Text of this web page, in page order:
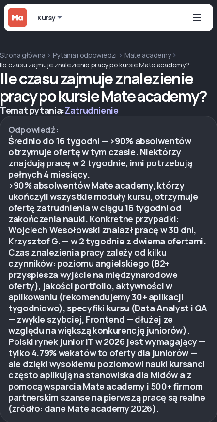
Kursy
Strona główna Pytania i odpowiedzi
Mate academy
Ile czasu zajmuje znalezienie pracy po kursie Mate academy?
Ile czasu zajmuje znalezienie
pracy po kursie Mate academy?
Temat pytania:Zatrudnienie
Odpowiedź:
Średnio do 16 tygodni — >90% absolwentów
otrzymuje ofertę w tym czasie. Niektórzy
znajdują pracę w 2 tygodnie, inni potrzebują
pełnych 4 miesięcy.
>90% absolwentów Mate academy, którzy
ukończyli wszystkie moduły kursu, otrzymuje
ofertę zatrudnienia w ciągu 16 tygodni od
zakończenia nauki. Konkretne przypadki:
Wojciech Wesołowski znalazł pracę w 30 dni,
Krzysztof G. — w 2 tygodnie z dwiema ofertami.
Czas znalezienia pracy zależy od kilku
czynników: poziomu angielskiego (B2+
przyspiesza wyjście na międzynarodowe
oferty), jakości portfolio, aktywności w
aplikowaniu (rekomendujemy 30+ aplikacji
tygodniowo), specyfiki kursu (Data Analyst i QA
— zwykle szybciej, Frontend — dłużej ze
względu na większą konkurencję juniorów).
Polski rynek junior IT w 2026 jest wymagający —
tylko 4.79% wakatów to oferty dla juniorów —
ale dzięki wysokiemu poziomowi nauki kursanci
często aplikują na stanowiska dla Midów a z
pomocą wsparcia Mate academy i 500+ firmom
partnerskim szanse na pierwszą pracę są realne
(źródło: dane Mate academy 2026).